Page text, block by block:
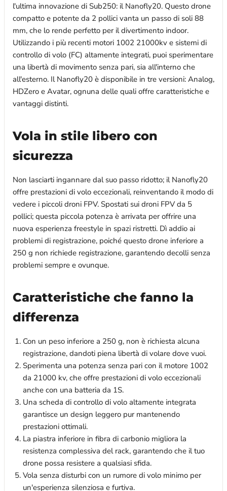
l'ultima innovazione di Sub250: il Nanofly20. Questo drone
compatto e potente da 2 pollici vanta un passo di soli 88
mm, che lo rende perfetto per il divertimento indoor.
Utilizzando i più recenti motori 1002 21000kv e sistemi di
controllo di volo (FC) altamente integrati, puoi sperimentare
una libertà di movimento senza pari, sia all'interno che
all'esterno. Il Nanofly20 è disponibile in tre versioni: Analog,
HDZero e Avatar, ognuna delle quali offre caratteristiche e
vantaggi distinti.
Vola in stile libero con
sicurezza
Non lasciarti ingannare dal suo passo ridotto; il Nanofly20
offre prestazioni di volo eccezionali, reinventando il modo di
vedere i piccoli droni FPV. Spostati sui droni FPV da 5
pollici; questa piccola potenza è arrivata per offrire una
nuova esperienza freestyle in spazi ristretti. Dì addio ai
problemi di registrazione, poiché questo drone inferiore a
250 g non richiede registrazione, garantendo decolli senza
problemi sempre e ovunque.
Caratteristiche che fanno la
differenza
Con un peso inferiore a 250 g, non è richiesta alcuna
registrazione, dandoti piena libertà di volare dove vuoi.
Sperimenta una potenza senza pari con il motore 1002
da 21000 kv, che offre prestazioni di volo eccezionali
anche con una batteria da 1S.
Una scheda di controllo di volo altamente integrata
garantisce un design leggero pur mantenendo
prestazioni ottimali.
La piastra inferiore in fibra di carbonio migliora la
resistenza complessiva del rack, garantendo che il tuo
drone possa resistere a qualsiasi sfida.
Vola senza disturbi con un rumore di volo minimo per
un'esperienza silenziosa e furtiva.